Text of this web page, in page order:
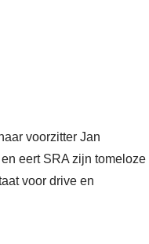
voorzitter Jan
eert SRA zijn tomeloze
voor drive en